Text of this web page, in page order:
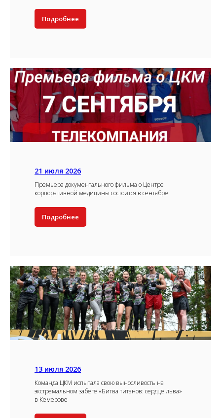
Подробнее
21 июля 2026
Премьера документального фильма о Центре
корпоративной медицины состоится в сентябре
Подробнее
13 июля 2026
Команда ЦКМ испытала свою выносливость на
экстремальном забеге «Битва титанов: сердце льва»
в Кемерове